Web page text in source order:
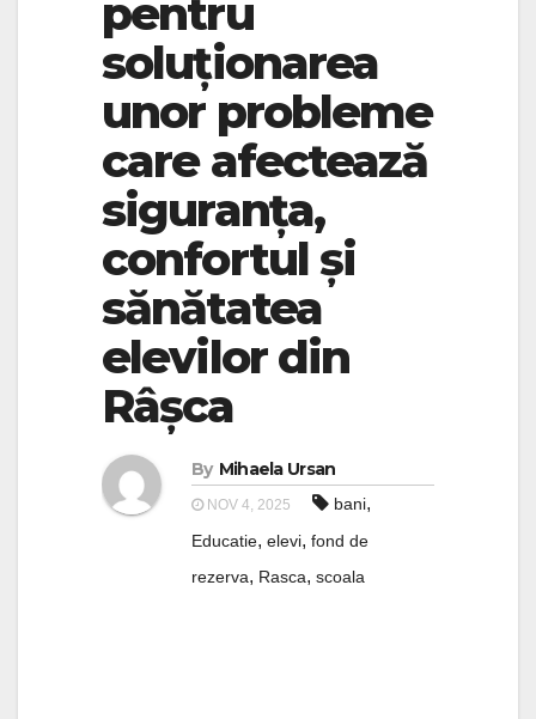
pentru
soluționarea
unor probleme
care afectează
siguranța,
confortul și
sănătatea
elevilor din
Râșca
By Mihaela Ursan
NOV 4, 2025 bani,
Educatie, elevi, fond de
rezerva, Rasca, scoala